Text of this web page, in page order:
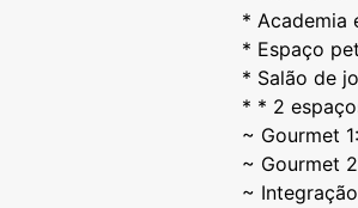
* Academia
* Espaço pet
* Salão de
* * 2
~ Gourmet
~ Gourmet
~